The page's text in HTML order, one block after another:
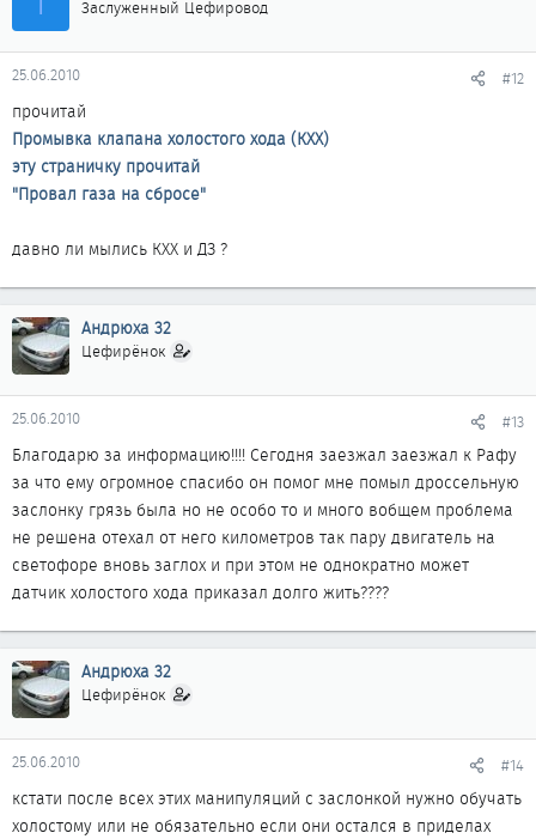
Заслуженный Цефировод
25.06.2010 #12
прочитай
Промывка клапана холостого хода (КХХ)
эту страничку прочитай
"Провал газа на сбросе"
давно ли мылись КХХ и ДЗ ?
Андрюха 32
Цефирёнок
25.06.2010 #13
Благодарю за информацию!!!! Сегодня заезжал заезжал к Рафу
за что ему огромное спасибо он помог мне помыл дроссельную
заслонку грязь была но не особо то и много вобщем проблема
не решена отехал от него километров так пару двигатель на
светофоре вновь заглох и при этом не однократно может
датчик холостого хода приказал долго жить????
Андрюха 32
Цефирёнок
25.06.2010 #14
кстати после всех этих манипуляций с заслонкой нужно обучать
холостому или не обязательно если они остался в приделах